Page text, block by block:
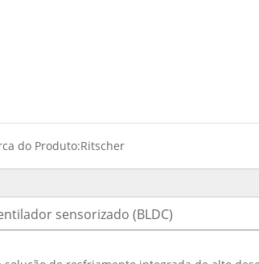
do Produto:Ritscher
sensorizado (BLDC)